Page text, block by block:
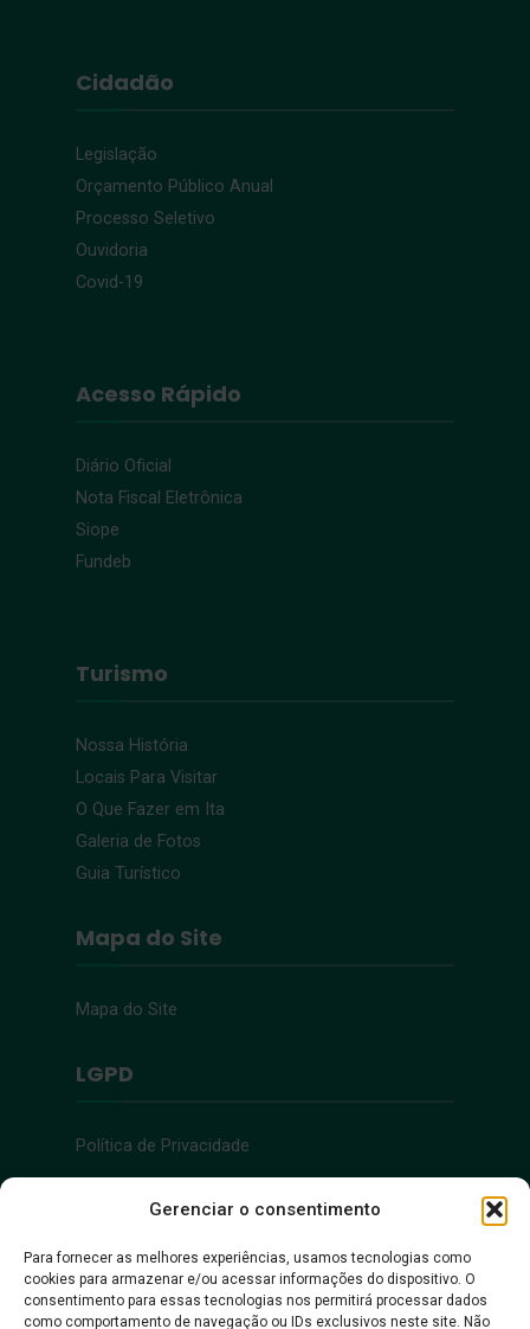
Gerenciar o consentimento
Para fornecer as melhores experiências, usamos tecnologias como
cookies para armazenar e/ou acessar informações do dispositivo. O
consentimento para essas tecnologias nos permitirá processar dados
como comportamento de navegação ou IDs exclusivos neste site. Não
Cidadão
Legislação
Orçamento Público Anual
Processo Seletivo
Ouvidoria
Covid-19
Acesso Rápido
Diário Oficial
Nota Fiscal Eletrônica
Siope
Fundeb
Turismo
Nossa História
Locais Para Visitar
O Que Fazer em Ita
Galeria de Fotos
Guia Turístico
Mapa do Site
Mapa do Site
LGPD
Política de Privacidade
Acessibilidade
Acessibilidade